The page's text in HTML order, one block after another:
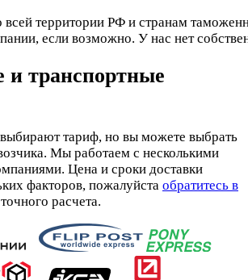
всей территории РФ и странам
если возможно. У нас нет
и транспортные
тариф, но вы можете выбрать
Мы работаем с несколькими
Цена и сроки доставки
факторов, пожалуйста обратитесь в
расчета.